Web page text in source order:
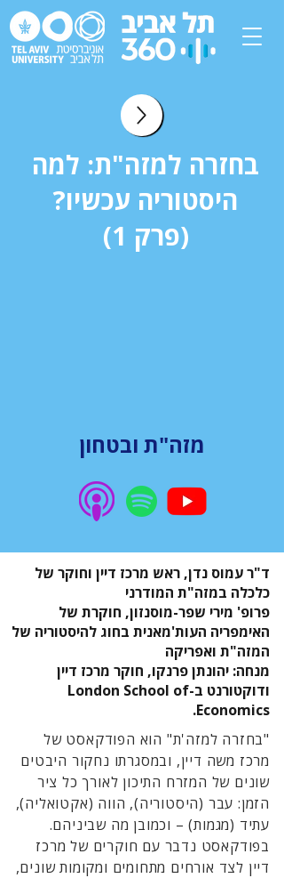
בחזרה למזה"ת: למה
היסטוריה עכשיו?
(פרק 1)
מזה"ת ובטחון
ד"ר עמוס נדן, ראש מרכז דיין וחוקר של
כלכלה במזה"ת המודרני
פרופ' מירי שפר-מוסנזון, חוקרת של
האימפריה העות'מאנית בחוג להיסטוריה של
המזה"ת ואפריקה
מנחה: יהונתן פרנקו, חוקר מרכז דיין
ודוקטורנט ב-London School of
Economics.
"בחזרה למזה'ת" הוא הפודקאסט של
מרכז משה דיין, ובמסגרתו נחקור היבטים
שונים של המזרח התיכון לאורך כל ציר
הזמן: עבר (היסטוריה), הווה (אקטואליה),
עתיד (מגמות) – וכמובן מה שביניהם.
בפודקאסט נדבר עם חוקרים של מרכז
דיין לצד אורחים מתחומים ומקומות שונים,